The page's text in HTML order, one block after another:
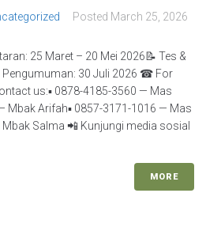
Posted March 25, 2026
25 Maret – 20 Mei 2026📝 Tes &
Pengumuman: 30 Juli 2026 ☎ For
us:▪️ 0878-4185-3560 — Mas
Mbak Arifah▪️ 0857-3171-1016 — Mas
Salma 📲 Kunjungi media sosial
MORE